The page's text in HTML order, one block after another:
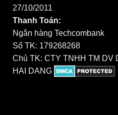
27/10/2011
Thanh Toán:
Ngân hàng Techcombank
Số TK: 179268268
Chủ TK: CTY TNHH TM DV
HAI DANG